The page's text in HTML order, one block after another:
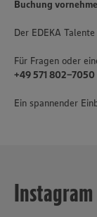
Buchung
Der EDEKA
Für Fragen oder
+49 571 802-7050
Ein spannender
Instagram